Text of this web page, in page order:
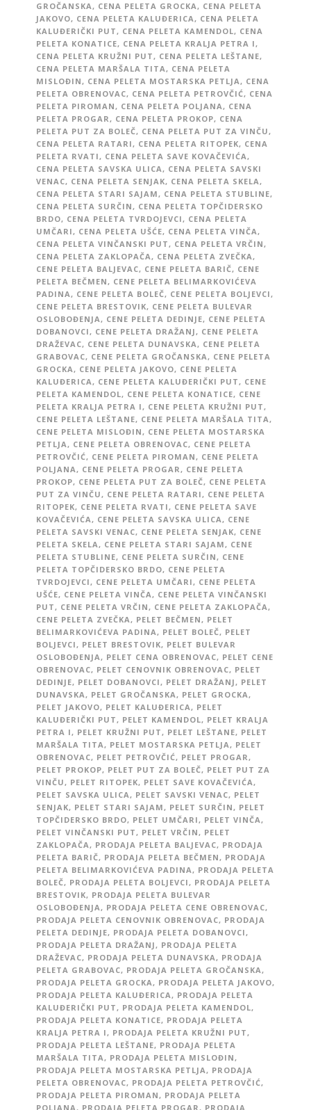
GROČANSKA, CENA PELETA GROCKA, CENA PELETA
JAKOVO, CENA PELETA KALUĐERICA, CENA PELETA
KALUĐERIČKI PUT, CENA PELETA KAMENDOL, CENA
PELETA KONATICE, CENA PELETA KRALJA PETRA I,
CENA PELETA KRUŽNI PUT, CENA PELETA LEŠTANE,
CENA PELETA MARŠALA TITA, CENA PELETA
MISLOĐIN, CENA PELETA MOSTARSKA PETLJA, CENA
PELETA OBRENOVAC, CENA PELETA PETROVČIĆ, CENA
PELETA PIROMAN, CENA PELETA POLJANA, CENA
PELETA PROGAR, CENA PELETA PROKOP, CENA
PELETA PUT ZA BOLEČ, CENA PELETA PUT ZA VINČU,
CENA PELETA RATARI, CENA PELETA RITOPEK, CENA
PELETA RVATI, CENA PELETA SAVE KOVAČEVIĆA,
CENA PELETA SAVSKA ULICA, CENA PELETA SAVSKI
VENAC, CENA PELETA SENJAK, CENA PELETA SKELA,
CENA PELETA STARI SAJAM, CENA PELETA STUBLINE,
CENA PELETA SURČIN, CENA PELETA TOPČIDERSKO
BRDO, CENA PELETA TVRDOJEVCI, CENA PELETA
UMČARI, CENA PELETA UŠĆE, CENA PELETA VINČA,
CENA PELETA VINČANSKI PUT, CENA PELETA VRČIN,
CENA PELETA ZAKLOPAČA, CENA PELETA ZVEČKA,
CENE PELETA BALJEVAC, CENE PELETA BARIČ, CENE
PELETA BEČMEN, CENE PELETA BELIMARKOVIĆEVA
PADINA, CENE PELETA BOLEČ, CENE PELETA BOLJEVCI,
CENE PELETA BRESTOVIK, CENE PELETA BULEVAR
OSLOBOĐENJA, CENE PELETA DEDINJE, CENE PELETA
DOBANOVCI, CENE PELETA DRAŽANJ, CENE PELETA
DRAŽEVAC, CENE PELETA DUNAVSKA, CENE PELETA
GRABOVAC, CENE PELETA GROČANSKA, CENE PELETA
GROCKA, CENE PELETA JAKOVO, CENE PELETA
KALUĐERICA, CENE PELETA KALUĐERIČKI PUT, CENE
PELETA KAMENDOL, CENE PELETA KONATICE, CENE
PELETA KRALJA PETRA I, CENE PELETA KRUŽNI PUT,
CENE PELETA LEŠTANE, CENE PELETA MARŠALA TITA,
CENE PELETA MISLOĐIN, CENE PELETA MOSTARSKA
PETLJA, CENE PELETA OBRENOVAC, CENE PELETA
PETROVČIĆ, CENE PELETA PIROMAN, CENE PELETA
POLJANA, CENE PELETA PROGAR, CENE PELETA
PROKOP, CENE PELETA PUT ZA BOLEČ, CENE PELETA
PUT ZA VINČU, CENE PELETA RATARI, CENE PELETA
RITOPEK, CENE PELETA RVATI, CENE PELETA SAVE
KOVAČEVIĆA, CENE PELETA SAVSKA ULICA, CENE
PELETA SAVSKI VENAC, CENE PELETA SENJAK, CENE
PELETA SKELA, CENE PELETA STARI SAJAM, CENE
PELETA STUBLINE, CENE PELETA SURČIN, CENE
PELETA TOPČIDERSKO BRDO, CENE PELETA
TVRDOJEVCI, CENE PELETA UMČARI, CENE PELETA
UŠĆE, CENE PELETA VINČA, CENE PELETA VINČANSKI
PUT, CENE PELETA VRČIN, CENE PELETA ZAKLOPAČA,
CENE PELETA ZVEČKA, PELET BEČMEN, PELET
BELIMARKOVIĆEVA PADINA, PELET BOLEČ, PELET
BOLJEVCI, PELET BRESTOVIK, PELET BULEVAR
OSLOBOĐENJA, PELET CENA OBRENOVAC, PELET CENE
OBRENOVAC, PELET CENOVNIK OBRENOVAC, PELET
DEDINJE, PELET DOBANOVCI, PELET DRAŽANJ, PELET
DUNAVSKA, PELET GROČANSKA, PELET GROCKA,
PELET JAKOVO, PELET KALUĐERICA, PELET
KALUĐERIČKI PUT, PELET KAMENDOL, PELET KRALJA
PETRA I, PELET KRUŽNI PUT, PELET LEŠTANE, PELET
MARŠALA TITA, PELET MOSTARSKA PETLJA, PELET
OBRENOVAC, PELET PETROVČIĆ, PELET PROGAR,
PELET PROKOP, PELET PUT ZA BOLEČ, PELET PUT ZA
VINČU, PELET RITOPEK, PELET SAVE KOVAČEVIĆA,
PELET SAVSKA ULICA, PELET SAVSKI VENAC, PELET
SENJAK, PELET STARI SAJAM, PELET SURČIN, PELET
TOPČIDERSKO BRDO, PELET UMČARI, PELET VINČA,
PELET VINČANSKI PUT, PELET VRČIN, PELET
ZAKLOPAČA, PRODAJA PELETA BALJEVAC, PRODAJA
PELETA BARIČ, PRODAJA PELETA BEČMEN, PRODAJA
PELETA BELIMARKOVIĆEVA PADINA, PRODAJA PELETA
BOLEČ, PRODAJA PELETA BOLJEVCI, PRODAJA PELETA
BRESTOVIK, PRODAJA PELETA BULEVAR
OSLOBOĐENJA, PRODAJA PELETA CENE OBRENOVAC,
PRODAJA PELETA CENOVNIK OBRENOVAC, PRODAJA
PELETA DEDINJE, PRODAJA PELETA DOBANOVCI,
PRODAJA PELETA DRAŽANJ, PRODAJA PELETA
DRAŽEVAC, PRODAJA PELETA DUNAVSKA, PRODAJA
PELETA GRABOVAC, PRODAJA PELETA GROČANSKA,
PRODAJA PELETA GROCKA, PRODAJA PELETA JAKOVO,
PRODAJA PELETA KALUĐERICA, PRODAJA PELETA
KALUĐERIČKI PUT, PRODAJA PELETA KAMENDOL,
PRODAJA PELETA KONATICE, PRODAJA PELETA
KRALJA PETRA I, PRODAJA PELETA KRUŽNI PUT,
PRODAJA PELETA LEŠTANE, PRODAJA PELETA
MARŠALA TITA, PRODAJA PELETA MISLOĐIN,
PRODAJA PELETA MOSTARSKA PETLJA, PRODAJA
PELETA OBRENOVAC, PRODAJA PELETA PETROVČIĆ,
PRODAJA PELETA PIROMAN, PRODAJA PELETA
POLJANA , PRODAJA PELETA PROGAR , PRODAJA